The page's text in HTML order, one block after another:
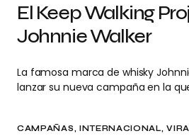
El Keep Walking
Johnnie Walker
La famosa marca de whisky
lanzar su nueva campaña en la
CAMPAÑAS INTERNACIONAL